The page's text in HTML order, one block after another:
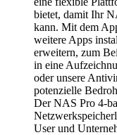
bietet, damit Ihr
kann. Mit dem
weitere Apps
erweitern, zum
in eine
oder unsere
potenzielle
Der NAS Pro 4-
User und